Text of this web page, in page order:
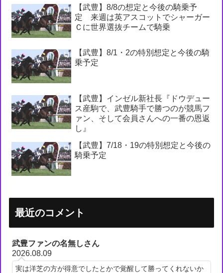
【武豊】8/8の想定と今後の騎乗予
定 来週は英アスコットでシャーガー
Ｃに世界選抜チームで騎乗
【武豊】8/1・2の特別想定と今後の騎
乗予定
【武豊】インゼル新社長『ドウデュー
ス産駒で、武豊騎手で勝つのが競馬フ
ァン、そして会員さんへの一番の恩返
し』
【武豊】7/18・19の特別想定と今後の
騎乗予定
最近のコメント
武豊ファンの名無しさん
2026.08.09
実は洋芝の方が得意でしたとかで覚醒して勝ってくれないか